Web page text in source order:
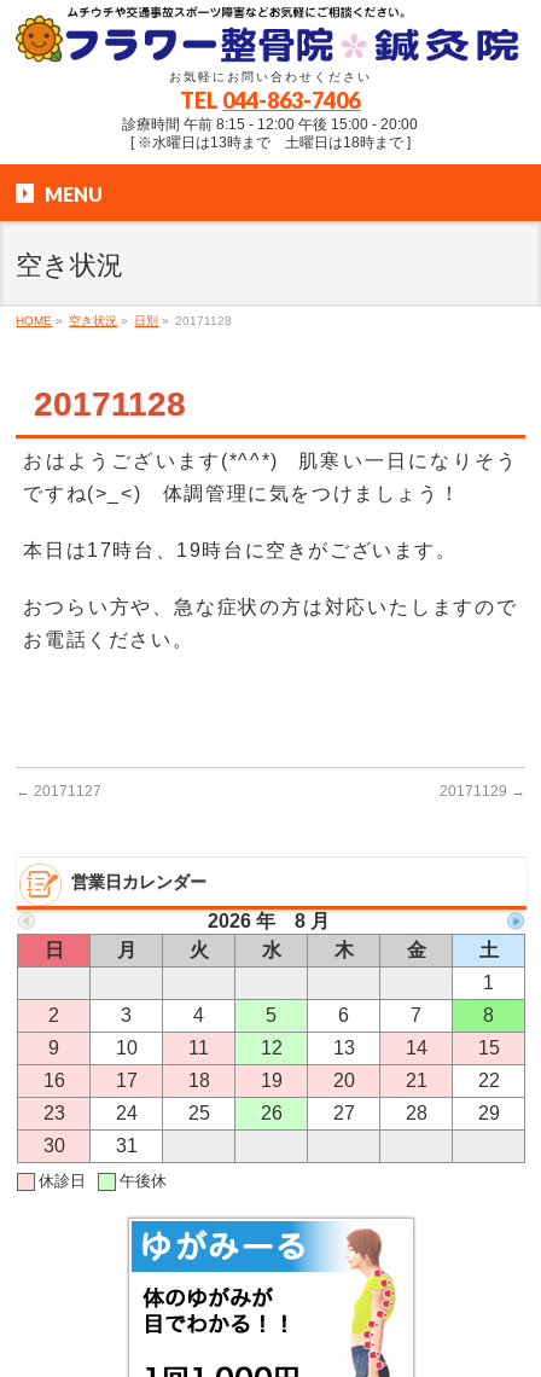
お気軽にお問い合わせください
TEL 044-863-7406
診療時間 午前 8:15 - 12:00 午後 15:00 - 20:00
[ ※水曜日は13時まで 土曜日は18時まで ]
MENU
空き状況
HOME » 空き状況 » 日別 » 20171128
20171128
おはようございます(*^^*) 肌寒い一日になりそう
ですね(>_<) 体調管理に気をつけましょう！
本日は17時台、19時台に空きがございます。
おつらい方や、急な症状の方は対応いたしますので
お電話ください。
← 20171127 20171129 →
営業日カレンダー
2026 年 8 月
日
月 火 水 木 金
土
1
2
3 4 5 6 7
8
9
10 11 12 13 14
15
16
17 18 19 20 21
22
23
24 25 26 27 28
29
30
31
休診日 午後休